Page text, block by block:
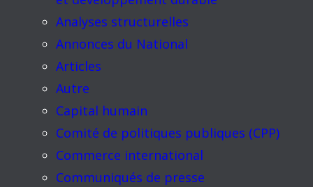
Analyses structurelles
Annonces du National
Articles
Autre
Capital humain
Comité de politiques publiques (CPP)
Commerce international
Communiqués de presse